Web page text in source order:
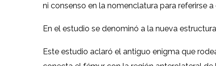
ni consenso en la nomenclatura para referirse a
En el estudio se denominó a la nueva
Este estudio aclaró el antiguo enigma que